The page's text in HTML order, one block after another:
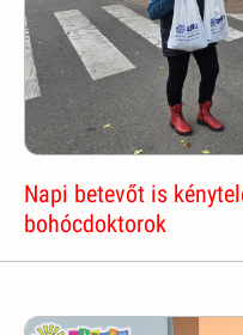
Napi betevőt is
bohócdoktorok